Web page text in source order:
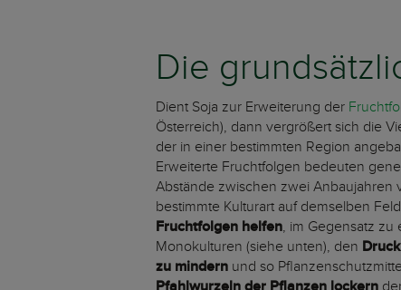
Die
Dient Soja zur Erweiterung der
Österreich), dann vergrößert sich die
der in einer bestimmten Region
Erweiterte Fruchtfolgen bedeuten
Abstände zwischen zwei Anbaujahren
bestimmte Kulturart auf demselben
Fruchtfolgen helfen, im Gegensatz
Monokulturen (siehe unten), den
zu mindern und so
Pfahlwurzeln der Pflanzen lockern